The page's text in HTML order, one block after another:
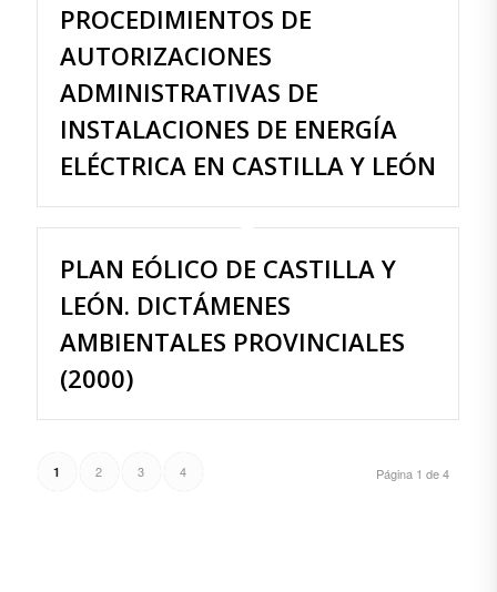
PROCEDIMIENTOS DE
AUTORIZACIONES
ADMINISTRATIVAS DE
INSTALACIONES DE ENERGÍA
ELÉCTRICA EN CASTILLA Y LEÓN
PLAN EÓLICO DE CASTILLA Y
LEÓN. DICTÁMENES
AMBIENTALES PROVINCIALES
(2000)
Página 1 de 4
1 2 3 4